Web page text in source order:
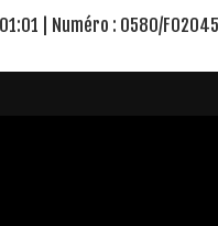
| Numéro : 0580/F02045